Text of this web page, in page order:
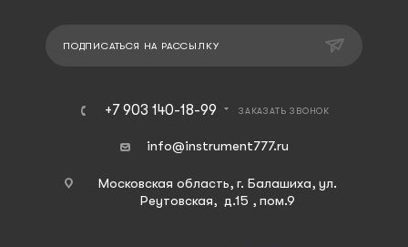
ПОДПИСАТЬСЯ НА РАССЫЛКУ
+7 903 140-18-99 ЗАКАЗАТЬ ЗВОНОК
info@instrument777.ru
Московская область, г. Балашиха, ул.
Реутовская, д.15 , пом.9